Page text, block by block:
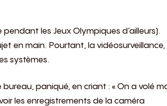
pendant les Jeux Olympiques d’ailleurs).
en main. Pourtant, la vidéosurveillance,
systèmes.
paniqué, en criant : « On a volé
les enregistrements de la caméra